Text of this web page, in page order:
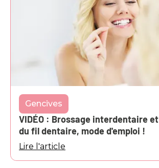
Gencives
VIDÉO : Brossage interdentaire
du fil dentaire, mode d'emploi !
Lire l'article